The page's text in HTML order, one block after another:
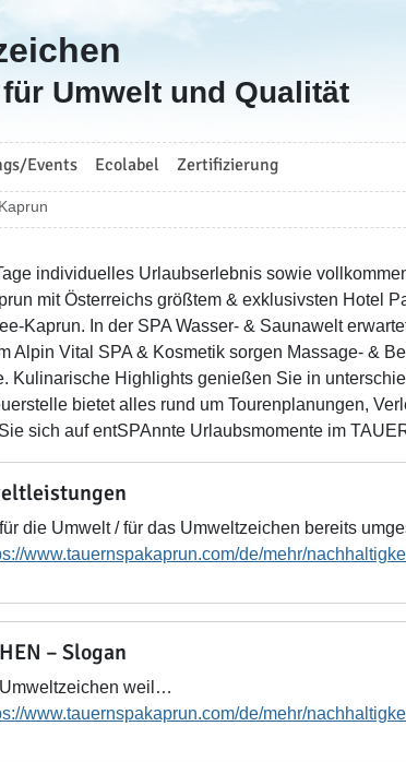
Umwelt und Qualität
Events Ecolabel Zertifizierung
individuelles Urlaubserlebnis sowie
mit Österreichs größtem & exklusivsten Hotel
Kaprun. In der SPA Wasser- & Saunawelt
Alpin Vital SPA & Kosmetik sorgen Massage- &
Kulinarische Highlights genießen Sie in
bietet alles rund um Tourenplanungen,
sich auf entSPAnnte Urlaubsmomente im
die Umwelt / für das Umweltzeichen bereits
www.tauernspakaprun.com/de/mehr/
– Slogan
weil…
www.tauernspakaprun.com/de/mehr/